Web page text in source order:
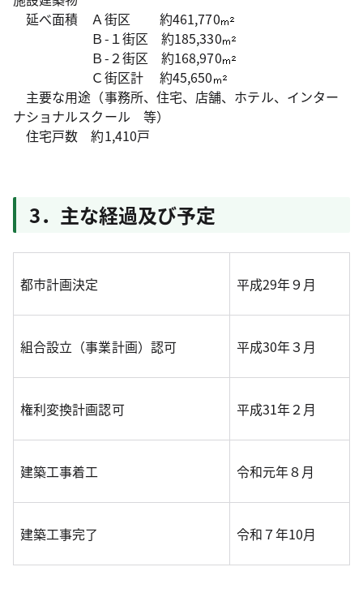
延べ面積 Ａ街区 約461,770
Ｂ-１街区 約185,330
Ｂ-２街区 約168,970
Ｃ街区計 約45,650
主要な用途（事務所、住宅、店舗、ホテル、インター
ナショナルスクール 等）
住宅戸数 約1,410戸
3．主な経過及び予定
都市計画決定 平成29年９月
組合設立（事業計画）認可 平成30年３月
権利変換計画認可 平成31年２月
建築工事着工 令和元年８月
建築工事完了 令和７年10月